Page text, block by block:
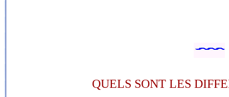
QUELS SONT LES